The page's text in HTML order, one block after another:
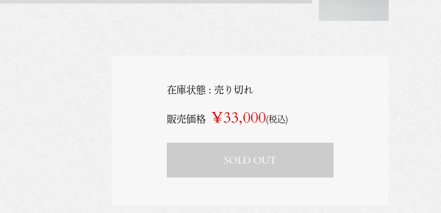
在庫状態 : 売り切れ
販売価格 ¥33,000(税込)
SOLD OUT